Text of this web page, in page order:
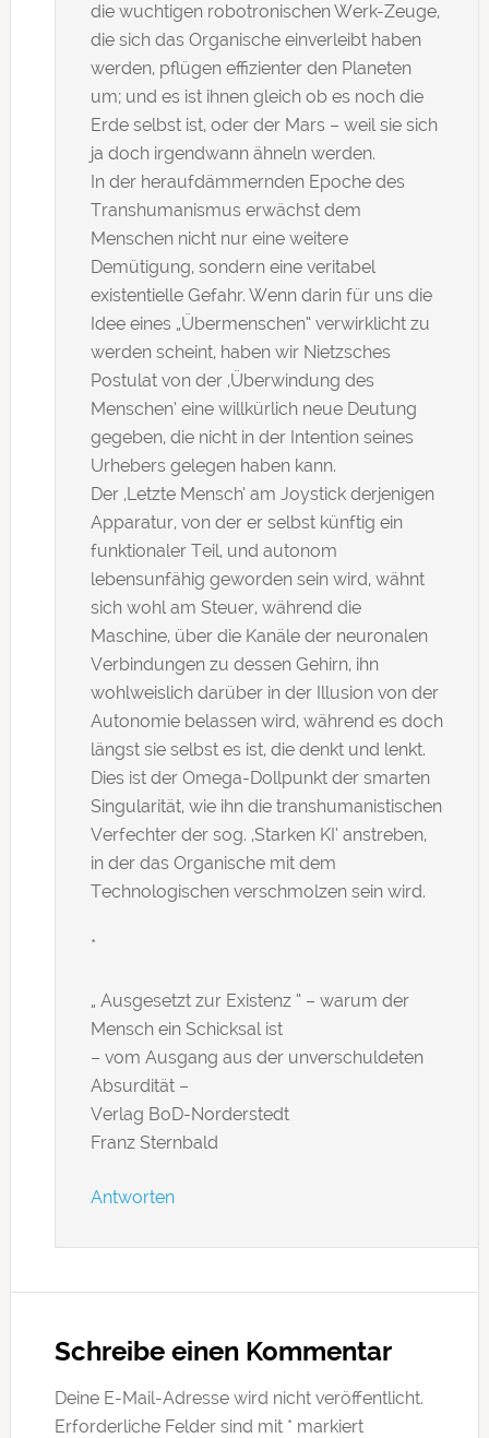
die wuchtigen robotronischen Werk-Zeuge,
die sich das Organische einverleibt haben
werden, pflügen effizienter den Planeten
um; und es ist ihnen gleich ob es noch die
Erde selbst ist, oder der Mars – weil sie sich
ja doch irgendwann ähneln werden.
In der heraufdämmernden Epoche des
Transhumanismus erwächst dem
Menschen nicht nur eine weitere
Demütigung, sondern eine veritabel
existentielle Gefahr. Wenn darin für uns die
Idee eines „Übermenschen“ verwirklicht zu
werden scheint, haben wir Nietzsches
Postulat von der ‚Überwindung des
Menschen’ eine willkürlich neue Deutung
gegeben, die nicht in der Intention seines
Urhebers gelegen haben kann.
Der ‚Letzte Mensch’ am Joystick derjenigen
Apparatur, von der er selbst künftig ein
funktionaler Teil, und autonom
lebensunfähig geworden sein wird, wähnt
sich wohl am Steuer, während die
Maschine, über die Kanäle der neuronalen
Verbindungen zu dessen Gehirn, ihn
wohlweislich darüber in der Illusion von der
Autonomie belassen wird, während es doch
längst sie selbst es ist, die denkt und lenkt.
Dies ist der Omega-Dollpunkt der smarten
Singularität, wie ihn die transhumanistischen
Verfechter der sog. ‚Starken KI’ anstreben,
in der das Organische mit dem
Technologischen verschmolzen sein wird.
*
„ Ausgesetzt zur Existenz “ – warum der
Mensch ein Schicksal ist
– vom Ausgang aus der unverschuldeten
Absurdität –
Verlag BoD-Norderstedt
Franz Sternbald
Antworten
Schreibe einen Kommentar
Deine E-Mail-Adresse wird nicht veröffentlicht.
Erforderliche Felder sind mit * markiert